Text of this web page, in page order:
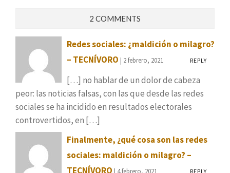
2 COMMENTS
Redes sociales: ¿maldición o milagro?
– TECNÍVORO | 2 febrero, 2021 REPLY
[…] no hablar de un dolor de cabeza
peor: las noticias falsas, con las que desde las redes
sociales se ha incidido en resultados electorales
controvertidos, en […]
Finalmente, ¿qué cosa son las redes
sociales: maldición o milagro? –
TECNÍVORO
REPLY